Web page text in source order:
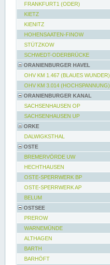
FRANKFURT1 (ODER)
KIETZ
KIENITZ
HOHENSAATEN-FINOW
STÜTZKOW
SCHWEDT-ODERBRÜCKE
ORANIENBURGER HAVEL
OHV KM 1.467 (BLAUES WUNDER)
OHV KM 3.014 (HOCHSPANNUNG)
ORANIENBURGER KANAL
SACHSENHAUSEN OP
SACHSENHAUSEN UP
ORKE
DALWIGKSTHAL
OSTE
BREMERVÖRDE UW
HECHTHAUSEN
OSTE-SPERRWERK BP
OSTE-SPERRWERK AP
BELUM
OSTSEE
PREROW
WARNEMÜNDE
ALTHAGEN
BARTH
BARHÖFT